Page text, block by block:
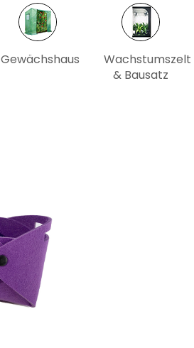
Gewächshaus
Wachstumszelt
& Bausatz